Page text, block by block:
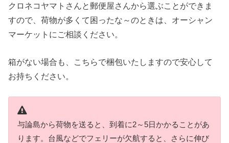
クロネコヤマトさんと郵便屋さんから選ぶことができま
すので、荷物が多くて困ったな～のときは、オーシャン
マーケットにご相談ください。
箱がない場合も、こちらで梱包いたしますので安心して
お持ちください。
与論島から荷物を送ると、到着に2～5日かかることがあ
ります。台風などでフェリーが欠航すると、さらに伸び